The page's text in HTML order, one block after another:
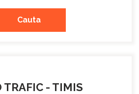
Cauta
TRAFIC - TIMIS